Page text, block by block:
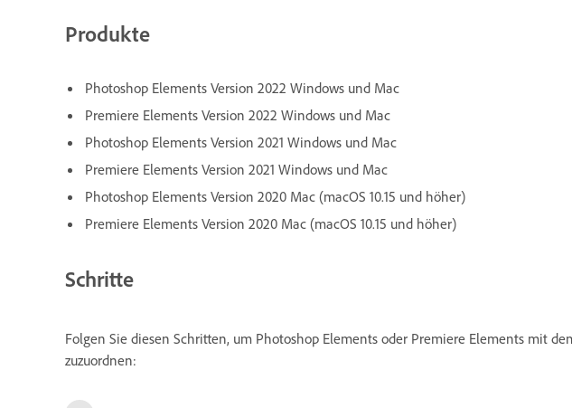
Produkte
Photoshop Elements Version 2022 Windows und Mac
Premiere Elements Version 2022 Windows und Mac
Photoshop Elements Version 2021 Windows und Mac
Premiere Elements Version 2021 Windows und Mac
Photoshop Elements Version 2020 Mac (macOS 10.15 und höher)
Premiere Elements Version 2020 Mac (macOS 10.15 und höher)
Schritte
Folgen Sie diesen Schritten, um Photoshop Elements oder Premiere Elements mit
zuzuordnen: